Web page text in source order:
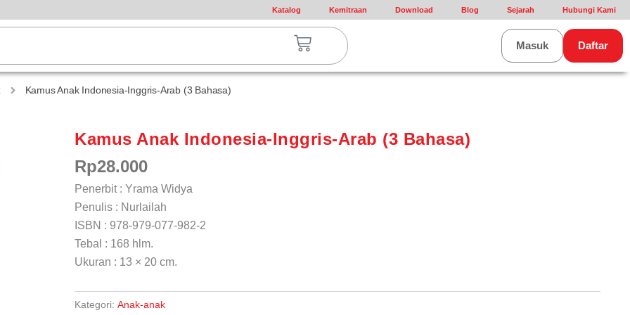
Katalog Kemitraan Download Blog Sejarah Hubungi Kami
Cart Daftar
Masuk
Kamus Anak Indonesia-Inggris-Arab (3 Bahasa)
Kamus Anak Indonesia-Inggris-Arab (3 Bahasa)
Rp28.000
Penerbit : Yrama Widya
Penulis : Nurlailah
ISBN : 978-979-077-982-2
Tebal : 168 hlm.
Ukuran : 13 × 20 cm.
Kategori: Anak-anak